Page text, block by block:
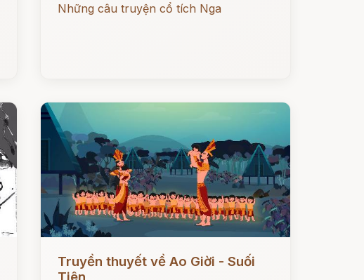
Những câu truyện cổ tích Nga
Đọc ngay
Truyền thuyết về Ao Giời - Suối